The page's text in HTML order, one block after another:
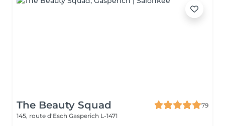
The Beauty Squad
79
145, route d'Esch Gasperich L-1471